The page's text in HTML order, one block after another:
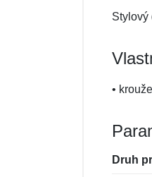
Stylový
•
Druh